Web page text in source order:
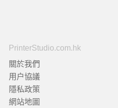
PrinterStudio.com.hk
關於我們
用户協議
隱私政策
網站地圖